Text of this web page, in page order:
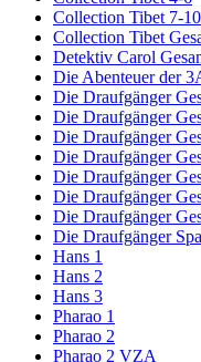
Collection Tibet 7-10
Collection Tibet
Detektiv Carol
Die Abenteuer der
Die Draufgänger
Die Draufgänger
Die Draufgänger
Die Draufgänger
Die Draufgänger
Die Draufgänger
Die Draufgänger
Die Draufgänger
Hans 1
Hans 2
Hans 3
Pharao 1
Pharao 2
Pharao 2 VZA